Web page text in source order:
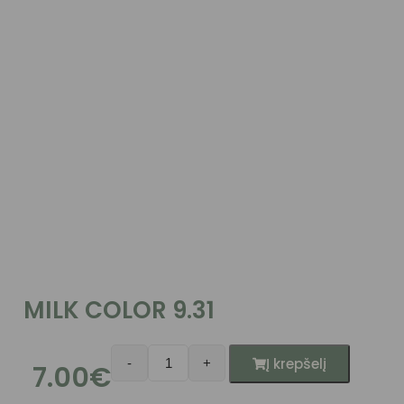
MILK COLOR 9.31
7.00€ - + Į krepšelį